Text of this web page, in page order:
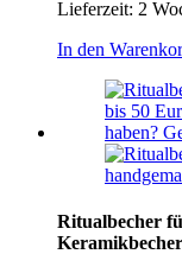
Lieferzeit: 2
In den
Ritualbecher
Keramikbecher